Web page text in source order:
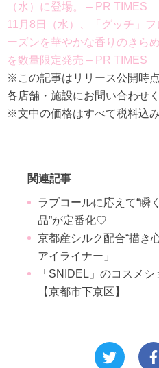
（水）に登場。 – PR TIMES
11月8日（水）、「グッチ」
ーズンを華やかな香りのきら
を数量限定発売 – PR TIMES
※この記事はリリース公開時
各店舗・施設にお問い合わせく
※文中の価格はすべて税料込み
関連記事
ラブコールに応えて“瞬
品”が定番化♡
京都産シルク配合“描き
アイライナー」
「SNIDEL」のコスメ
【京都市下京区】